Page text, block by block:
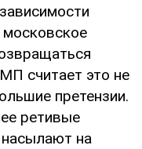
считает это не
претензии.
ретивые
на